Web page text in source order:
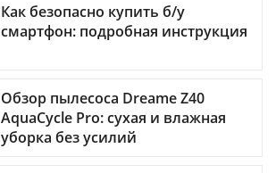
Как безопасно купить б/у
смартфон: подробная инструкция
Обзор пылесоса Dreame Z40
AquaCycle Pro: сухая и влажная
уборка без усилий